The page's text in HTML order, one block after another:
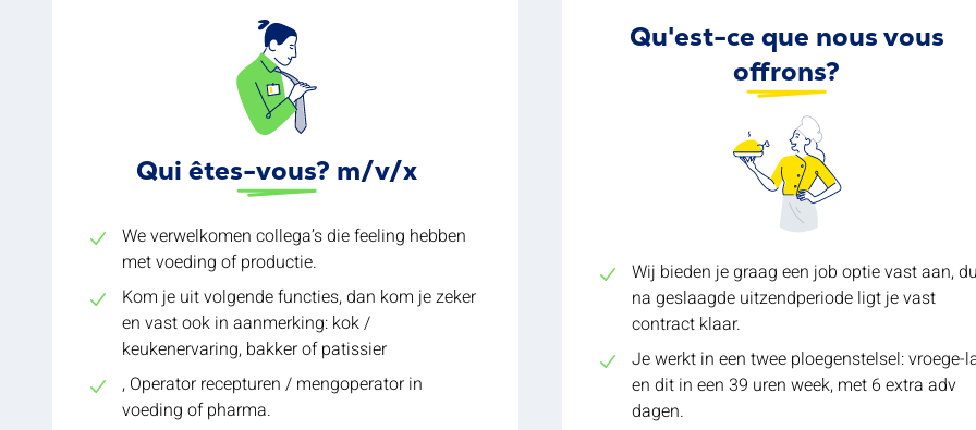
Qui êtes-vous? m/v/x
We verwelkomen collega’s die feeling hebben
met voeding of productie.
Kom je uit volgende functies, dan kom je zeker
en vast ook in aanmerking: kok /
keukenervaring, bakker of patissier
, Operator recepturen / mengoperator in
voeding of pharma.
Qu'est-ce que nous vous
offrons?
Wij bieden je graag een job optie vast aan,
na geslaagde uitzendperiode ligt je vast
contract klaar.
Je werkt in een twee ploegenstelsel: vroege-
en dit in een 39 uren week, met 6 extra adv
dagen.